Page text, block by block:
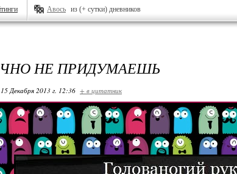
Авось из (+ сутки) дневников
НЕ ПРИДУМАЕШЬ
15 Декабря 2013 г. 12:36 + в цитатник